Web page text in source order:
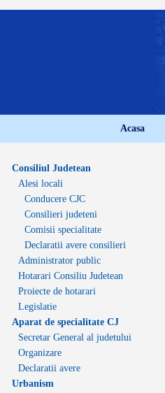
Acasa
Consiliul Judetean
Alesi locali
Conducere CJC
Consilieri judeteni
Comisii specialitate
Declaratii avere consilieri
Administrator public
Hotarari Consiliu Judetean
Proiecte de hotarari
Legislatie
Aparat de specialitate CJ
Secretar General al judetului
Organizare
Declaratii avere
Urbanism